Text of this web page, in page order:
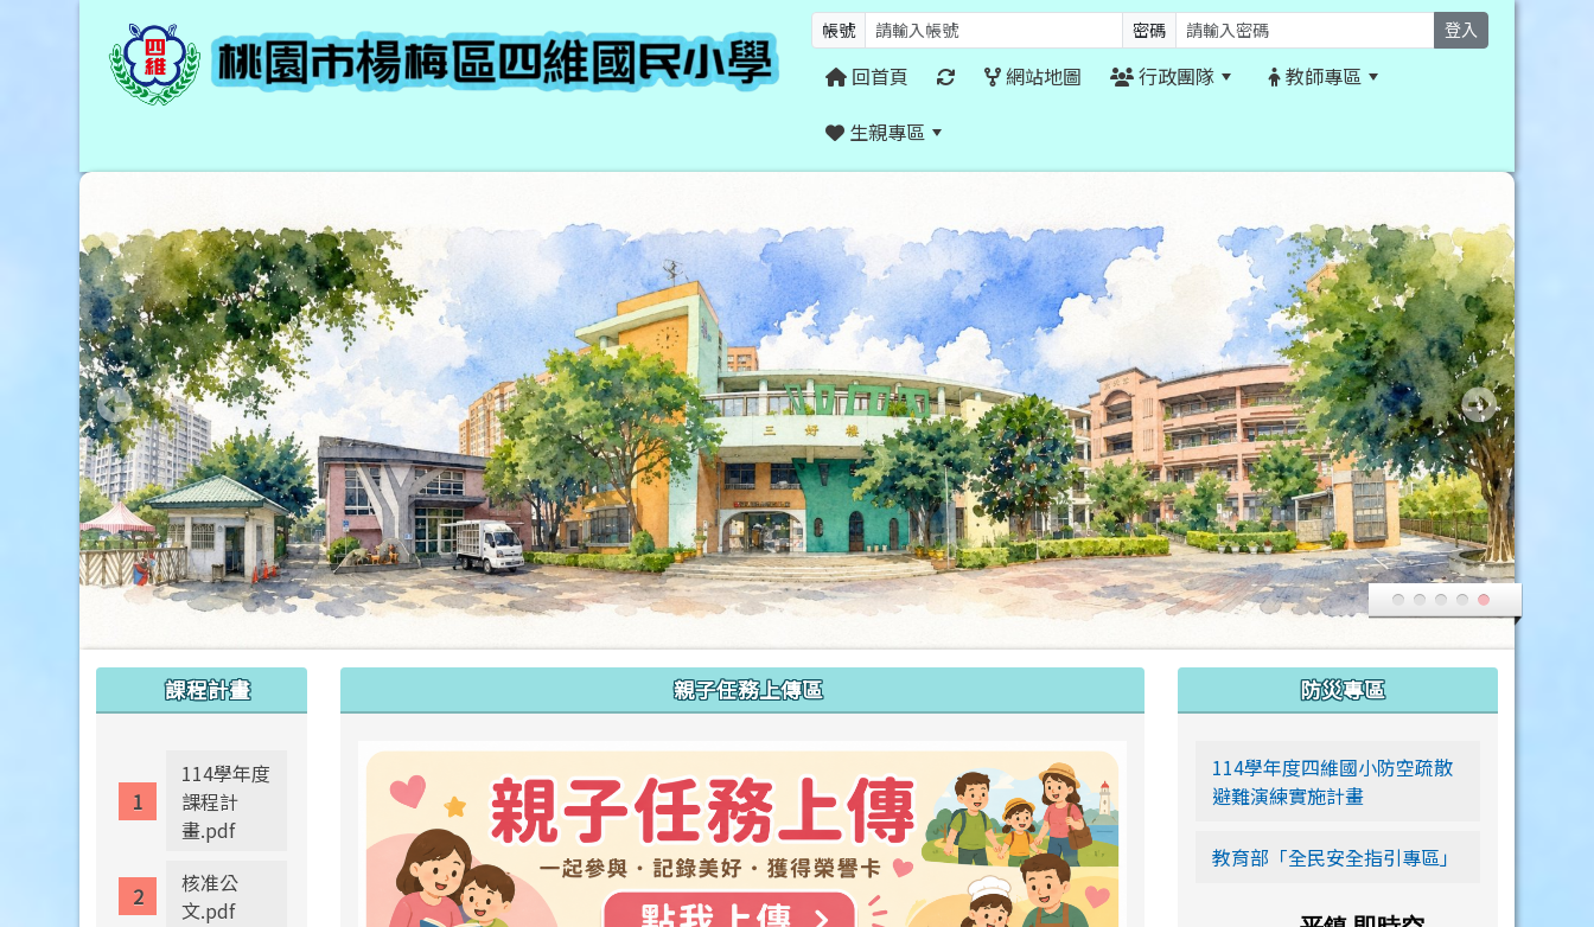
帳號 密碼 登入
回首頁 網站地圖 行政團隊
教師專區
生親專區
親子任務上傳區
link to https://siwei-family.work-
課程計畫
114學年度
課程計
畫.pdf
核准公
文.pdf
防災專區
114學年度四維國小防空疏散
避難演練實施計畫
教育部「全民安全指引專區」